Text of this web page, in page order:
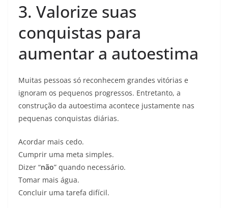
3. Valorize suas
conquistas para
aumentar a autoestima
Muitas pessoas só reconhecem grandes vitórias e
ignoram os pequenos progressos. Entretanto, a
construção da autoestima acontece justamente nas
pequenas conquistas diárias.
Acordar mais cedo.
Cumprir uma meta simples.
Dizer “não” quando necessário.
Tomar mais água.
Concluir uma tarefa difícil.